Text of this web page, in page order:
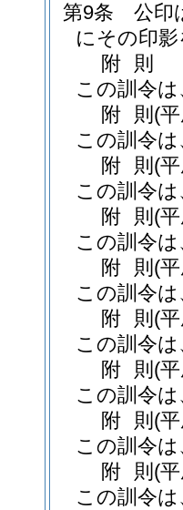
第9条
公印
にその印
附 則
この訓令
附 則 (
この訓令
附 則 (
この訓令
附 則 (
この訓令
附 則 (
この訓令
附 則 (
この訓令
附 則 (
この訓令
附 則 (
この訓令
附 則 (
この訓令